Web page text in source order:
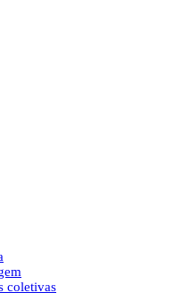
coletivas